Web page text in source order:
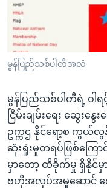
စာမျက်နှာ
ကျော်
ကြည့်
ရှာဖွေ
ရန်
နေရာ
သို့
ကျော်
ရန်
ဗွီအိုအေ လူမှုကွန်ယက်များ
ဘာသာစကားများ
မွန်ပြည်သစ်ပါတီအလံ
မွန်ပြည်သစ်ပါတီရဲ့ ဝါရ
ငြိမ်းချမ်းရေး ဆွေး
ဥက္ကဌ နိုင်ရော့စ ကွယ်
ဆုံးရှုံးမှုတရပ်ဖြစ်ကြောင်
မှာတော့ ထိခိုက်မှု ရှိနိုင်မှ
ဗဟိုအလုပ်အမှုဆောင် က